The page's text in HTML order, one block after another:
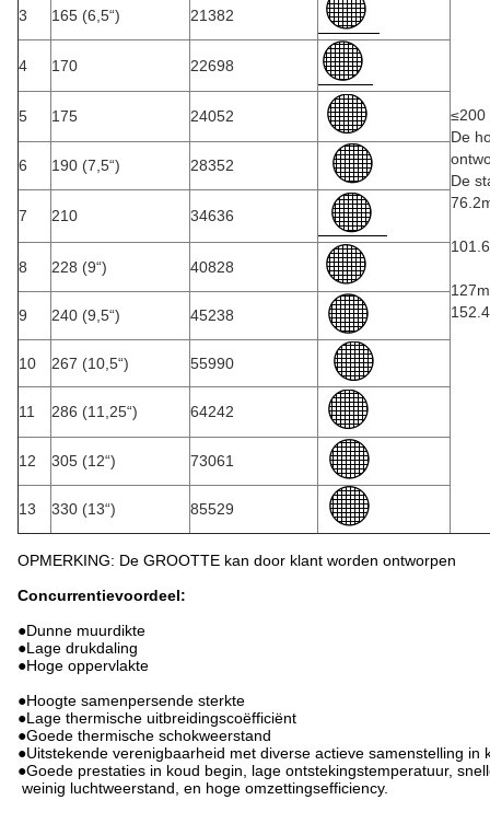
≤200
De
De
3 165 (6,5“) 21382
4 170 22698
5 175 24052
6 190 (7,5“) 28352
7 210 34636
8 228 (9“) 40828
9 240 (9,5“) 45238
10 267 (10,5“) 55990
11 286 (11,25“) 64242
12 305 (12“) 73061
13 330 (13“) 85529
OPMERKING: De GROOTTE kan door klant worden ontworpen
Concurrentievoordeel:
●Dunne muurdikte
●Lage drukdaling
●Hoge oppervlakte
●Hoogte samenpersende sterkte
●Lage thermische uitbreidingscoëfficiënt
●Goede thermische schokweerstand
●Uitstekende verenigbaarheid met diverse actieve samenstelling in
●Goede prestaties in koud begin, lage ontstekingstemperatuur,
weinig luchtweerstand, en hoge omzettingsefficiency.